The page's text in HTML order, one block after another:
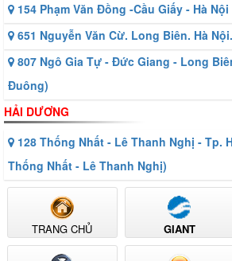
154 Phạm Văn Đồng -Cầu Giấy - Hà Nội
651 Nguyễn Văn Cừ. Long Biên. Hà
807 Ngô Gia Tự - Đức Giang - Long
Đuông)
HẢI DƯƠNG
128 Thống Nhất - Lê Thanh Nghị - Tp.
Thống Nhất - Lê Thanh Nghị)
TRANG CHỦ GIANT